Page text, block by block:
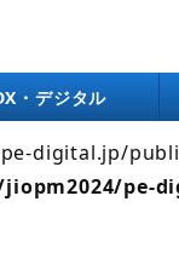
・デジタル
wp-
themes/
digital.jp/
pe-